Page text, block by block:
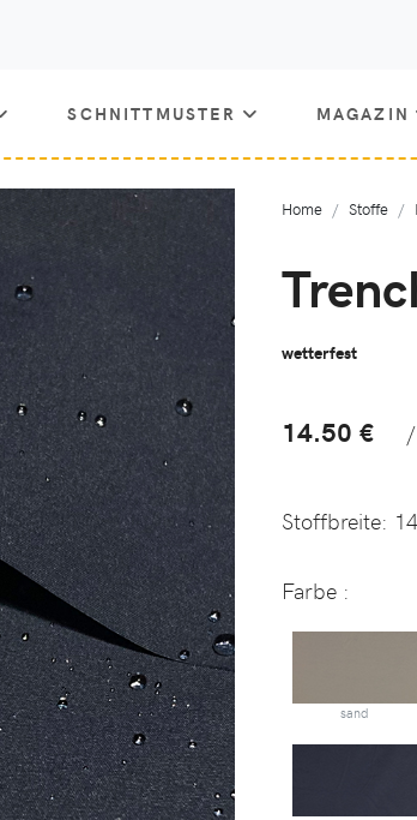
SCHNITTMUSTER MAGAZIN
Home Stoffe
wetterfest
14.50 €
Stoffbreite:
Farbe :
sand